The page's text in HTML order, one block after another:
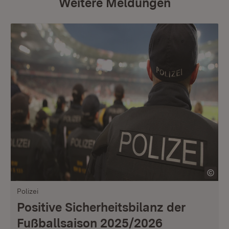
Polizei
Positive Sicherheitsbilanz der
Fußballsaison 2025/2026